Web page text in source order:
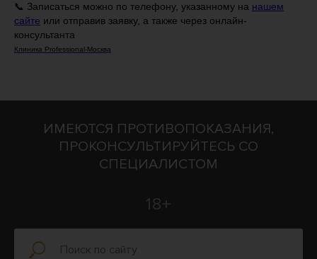
📞 Записаться можно по телефону, указанному на нашем
сайте или отправив заявку, а также через онлайн-
консультанта
Клиника Professional-Москва
ИМЕЮТСЯ ПРОТИВОПОКАЗАНИЯ,
ПРОКОНСУЛЬТИРУЙТЕСЬ СО
СПЕЦИАЛИСТОМ
18+